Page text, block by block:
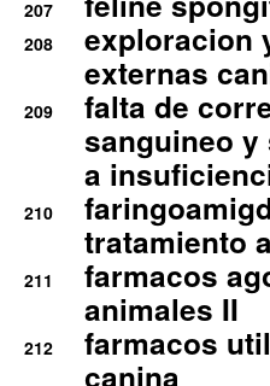
207
208
exploracion
externas
209
falta de
sanguineo
a
210
tratamiento
211
farmacos
animales II
212
farmacos
canina